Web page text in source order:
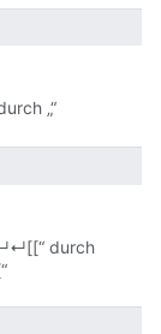
„“
durch
[[“